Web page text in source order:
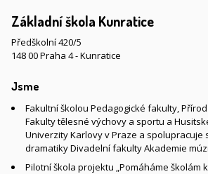
Základní škola Kunratice
Předškolní 420/5
148 00 Praha 4 - Kunratice
Jsme
Fakultní školou Pedagogické fakulty,
Fakulty tělesné výchovy a sportu a
Univerzity Karlovy v Praze a spolupracuje
dramatiky Divadelní fakulty Akademie
Pilotní škola projektu „Pomáháme školám